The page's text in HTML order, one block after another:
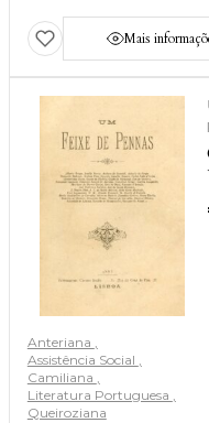
Mais
Anteriana
Assistência Social
Camiliana
Literatura Portuguesa
Queiroziana